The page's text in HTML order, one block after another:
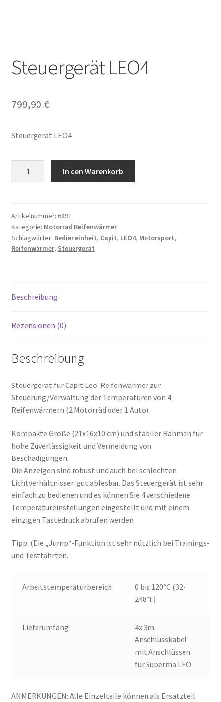
Steuergerät LEO4
799,90 €
Steuergerät LEO4
In den Warenkorb
Artikelnummer: 6891
Kategorie: Motorrad Reifenwärmer
Schlagwörter: Bedieneinheit, Capit, LEO4, Motorsport,
Reifenwärmer, Steuergerät
Beschreibung
Rezensionen (0)
Beschreibung
Steuergerät für Capit Leo-Reifenwärmer zur
Steuerung/Verwaltung der Temperaturen von 4
Reifenwärmern (2 Motorräd oder 1 Auto).
Kompakte Größe (21x16x10 cm) und stabiler Rahmen für
hohe Zuverlässigkeit und Vermeidung von
Beschädigungen.
Die Anzeigen sind robust und auch bei schlechten
Lichtverhältnissen gut ablesbar. Das Steuergerät ist sehr
einfach zu bedienen und es können Sie 4 verschiedene
Temperatureinstellungen eingestellt und mit einem
einzigen Tastedruck abrufen werden
Tipp: (Die „Jump“-Funktion ist sehr nützlich bei Trainings-
und Testfahrten.
Arbeitstemperaturbereich
0 bis 120°C (32-
248°F)
Lieferumfang
4x 3m
Anschlusskabel
mit Anschlüssen
für Superma LEO
ANMERKUNGEN: Alle Einzelteile können als Ersatzteil